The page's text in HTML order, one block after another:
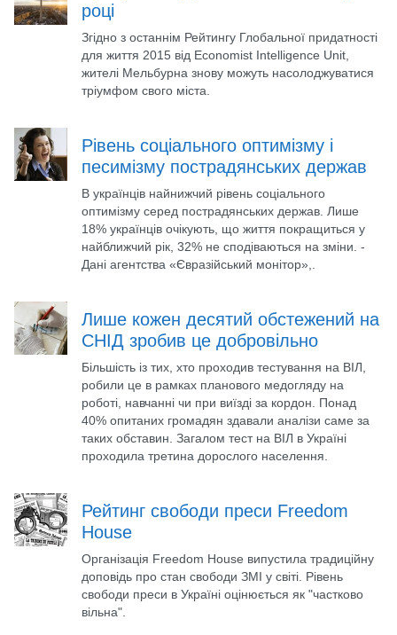
році
Згідно з останнім Рейтингу Глобальної придатності
для життя 2015 від Economist Intelligence Unit,
жителі Мельбурна знову можуть насолоджуватися
тріумфом свого міста.
Рівень соціального оптимізму і
песимізму пострадянських держав
В українців найнижчий рівень соціального
оптимізму серед пострадянських держав. Лише
18% українців очікують, що життя покращиться у
найближчий рік, 32% не сподіваються на зміни. -
Дані агентства «Євразійський монітор»,.
Лише кожен десятий обстежений на
СНІД зробив це добровільно
Більшість із тих, хто проходив тестування на ВІЛ,
робили це в рамках планового медогляду на
роботі, навчанні чи при виїзді за кордон. Понад
40% опитаних громадян здавали аналізи саме за
таких обставин. Загалом тест на ВІЛ в Україні
проходила третина дорослого населення.
Рейтинг свободи преси Freedom
House
Організація Freedom House випустила традиційну
доповідь про стан свободи ЗМІ у світі. Рівень
свободи преси в Україні оцінюється як "частково
вільна".